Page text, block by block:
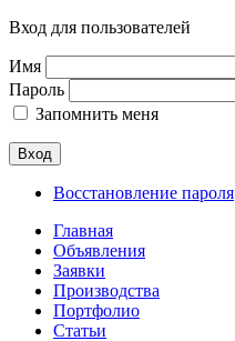
Вход для пользователей
Имя
Пароль
Запомнить меня
Вход
Восстановление пароля
Главная
Объявления
Заявки
Производства
Портфолио
Статьи